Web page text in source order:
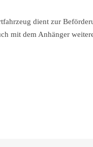
dient zur
mit dem Anhänger